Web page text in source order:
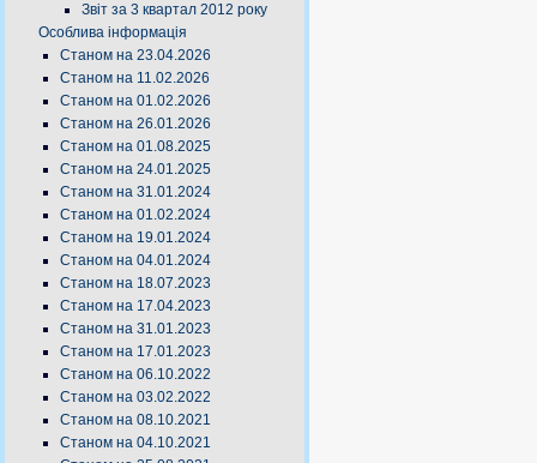
Звіт за 3 квартал 2012 року
Особлива інформація
Станом на 23.04.2026
Станом на 11.02.2026
Станом на 01.02.2026
Станом на 26.01.2026
Станом на 01.08.2025
Станом на 24.01.2025
Станом на 31.01.2024
Станом на 01.02.2024
Станом на 19.01.2024
Станом на 04.01.2024
Станом на 18.07.2023
Станом на 17.04.2023
Станом на 31.01.2023
Станом на 17.01.2023
Станом на 06.10.2022
Станом на 03.02.2022
Станом на 08.10.2021
Станом на 04.10.2021